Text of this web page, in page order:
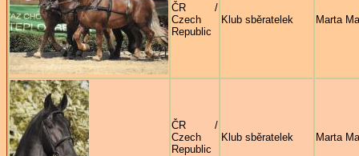
ČR /
Czech
Republic
Klub sběratelek Marta
ČR /
Czech
Republic
Klub sběratelek Marta